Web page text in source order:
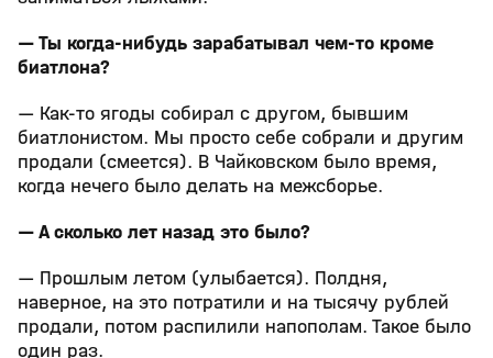
— Ты когда-нибудь зарабатывал чем-то кроме
биатлона?
— Как-то ягоды собирал с другом, бывшим
биатлонистом. Мы просто себе собрали и другим
продали (смеется). В Чайковском было время,
когда нечего было делать на межсборье.
— А сколько лет назад это было?
— Прошлым летом (улыбается). Полдня,
наверное, на это потратили и на тысячу рублей
продали, потом распилили напополам. Такое было
один раз.